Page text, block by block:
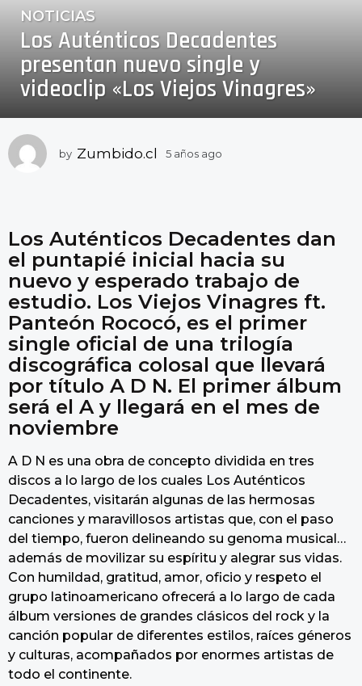
5
a
o
s
g
o
s
a
g
o
NOTICIAS
Los Auténticos Decadentes
presentan nuevo single y
videoclip «Los Viejos Vinagres»
by Zumbido.cl 5 años ago
g
o
Los Auténticos Decadentes dan
el puntapié inicial hacia su
nuevo y esperado trabajo de
estudio. Los Viejos Vinagres ft.
Panteón Rococó, es el primer
single oficial de una trilogía
discográfica colosal que llevará
por título A D N. El primer álbum
será el A y llegará en el mes de
noviembre
A D N es una obra de concepto dividida en tres
discos a lo largo de los cuales Los Auténticos
Decadentes, visitarán algunas de las hermosas
canciones y maravillosos artistas que, con el paso
del tiempo, fueron delineando su genoma musical…
además de movilizar su espíritu y alegrar sus vidas.
Con humildad, gratitud, amor, oficio y respeto el
grupo latinoamericano ofrecerá a lo largo de cada
álbum versiones de grandes clásicos del rock y la
canción popular de diferentes estilos, raíces géneros
y culturas, acompañados por enormes artistas de
todo el continente.